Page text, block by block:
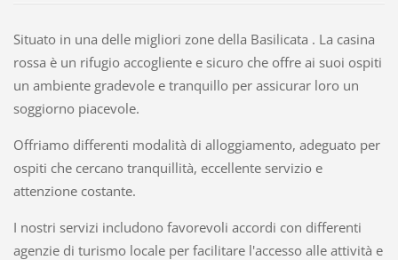
Situato in una delle migliori zone della Basilicata . La casina
rossa è un rifugio accogliente e sicuro che offre ai suoi ospiti
un ambiente gradevole e tranquillo per assicurar loro un
soggiorno piacevole.
Offriamo differenti modalità di alloggiamento, adeguato per
ospiti che cercano tranquillità, eccellente servizio e
attenzione costante.
I nostri servizi includono favorevoli accordi con differenti
agenzie di turismo locale per facilitare l'accesso alle attività e